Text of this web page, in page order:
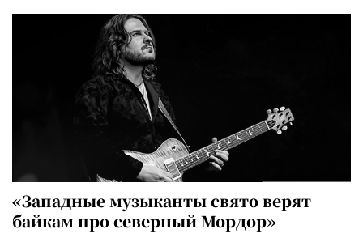
«Западные музыканты свято верят
байкам про северный Мордор»